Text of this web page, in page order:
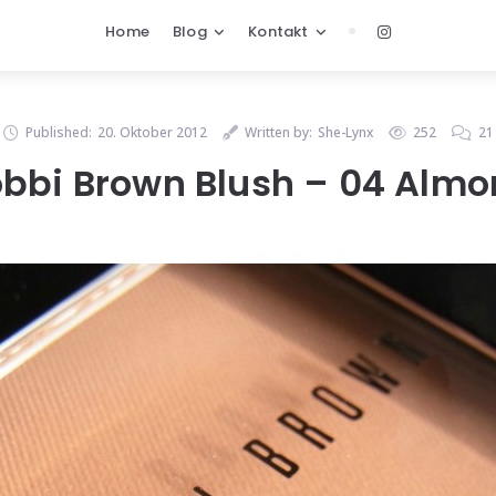
Home Blog Kontakt
Published: 20. Oktober 2012 Written by: She-Lynx 252 21
Brown Blush – 04